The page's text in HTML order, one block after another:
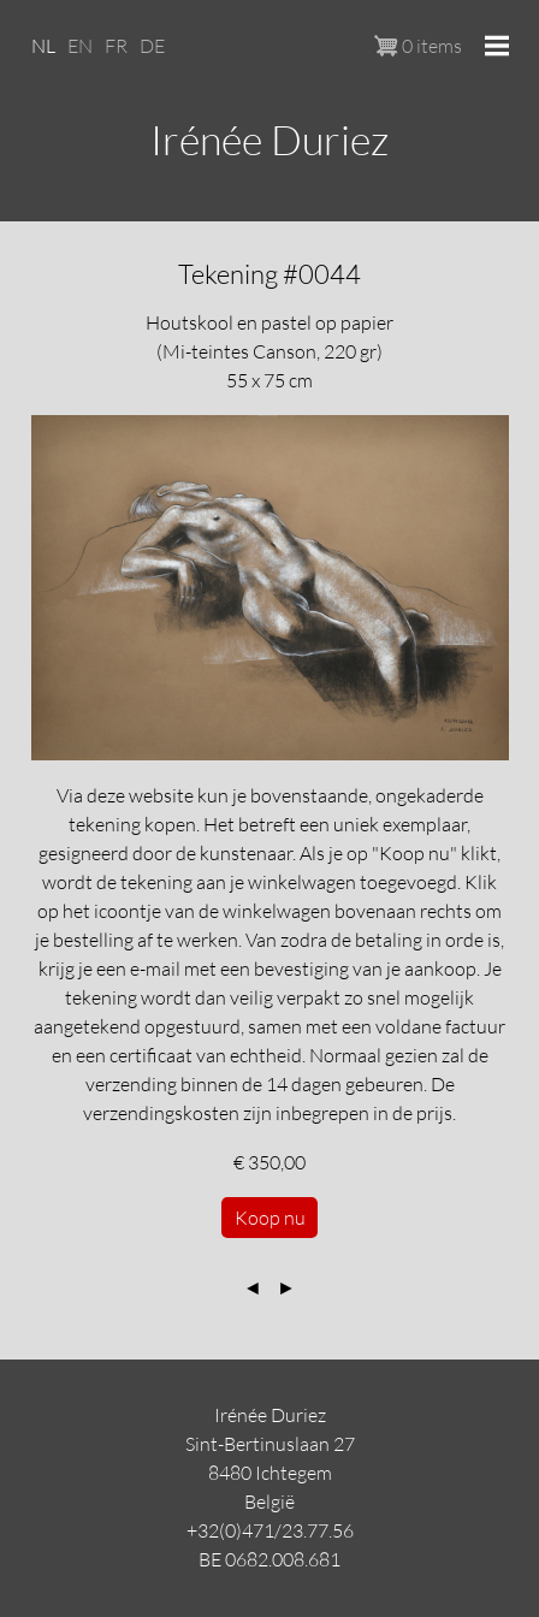
0 items
NL EN FR DE
Irénée Duriez
Tekening #0044
Houtskool en pastel op papier
(Mi-teintes Canson, 220 gr)
55 x 75 cm
Via deze website kun je bovenstaande, ongekaderde
tekening kopen. Het betreft een uniek exemplaar,
gesigneerd door de kunstenaar. Als je op "Koop nu" klikt,
wordt de tekening aan je winkelwagen toegevoegd. Klik
op het icoontje van de winkelwagen bovenaan rechts om
je bestelling af te werken. Van zodra de betaling in orde is,
krijg je een e-mail met een bevestiging van je aankoop. Je
tekening wordt dan veilig verpakt zo snel mogelijk
aangetekend opgestuurd, samen met een voldane factuur
en een certificaat van echtheid. Normaal gezien zal de
verzending binnen de 14 dagen gebeuren. De
verzendingskosten zijn inbegrepen in de prijs.
€ 350,00
Koop nu
◄ ►
Irénée Duriez
Sint-Bertinuslaan 27
8480 Ichtegem
België
+32(0)471/23.77.56
BE 0682.008.681